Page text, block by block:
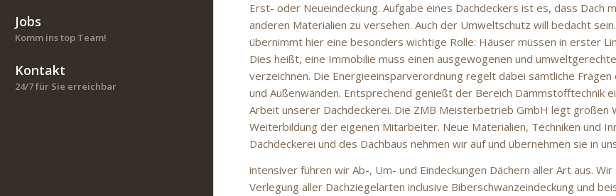
Jobs
Komm ins top Team!
Kontakt
24/7 für Sie erreichbar
Erst- oder Neueindeckung. Aufgabe eines Dachdeckers ist es, dass Dach
anderen Materialien zu versehen. Auch der Umweltschutz will bedacht
übernimmt hier eine besonders wichtige Rolle: Häuser müssen in erster
Dies heißt, eine Immobilie muss einen ausgewogenen und
verzeichnen. Die Energieeinsparverordnung regelt dabei sämtliche
und Außenwänden. Entsprechend genießt der Bereich Dämmstofftechnik
Arbeit unserer Dachdeckerei. Die ZMB Meisterbetrieb GmbH legt großen
Weiterbildung der eigenen Mitarbeiter. Neue Materialien, Techniken und
Dachdeckerei und des Dachbaus nehmen wir auf und übernehmen sie in
intensiver führen wir Ab-, Um- und Eindeckungen Dächern aller Art aus.
Verlegung aller Dachziegelarten inclusive Biberschwanzeindeckung und